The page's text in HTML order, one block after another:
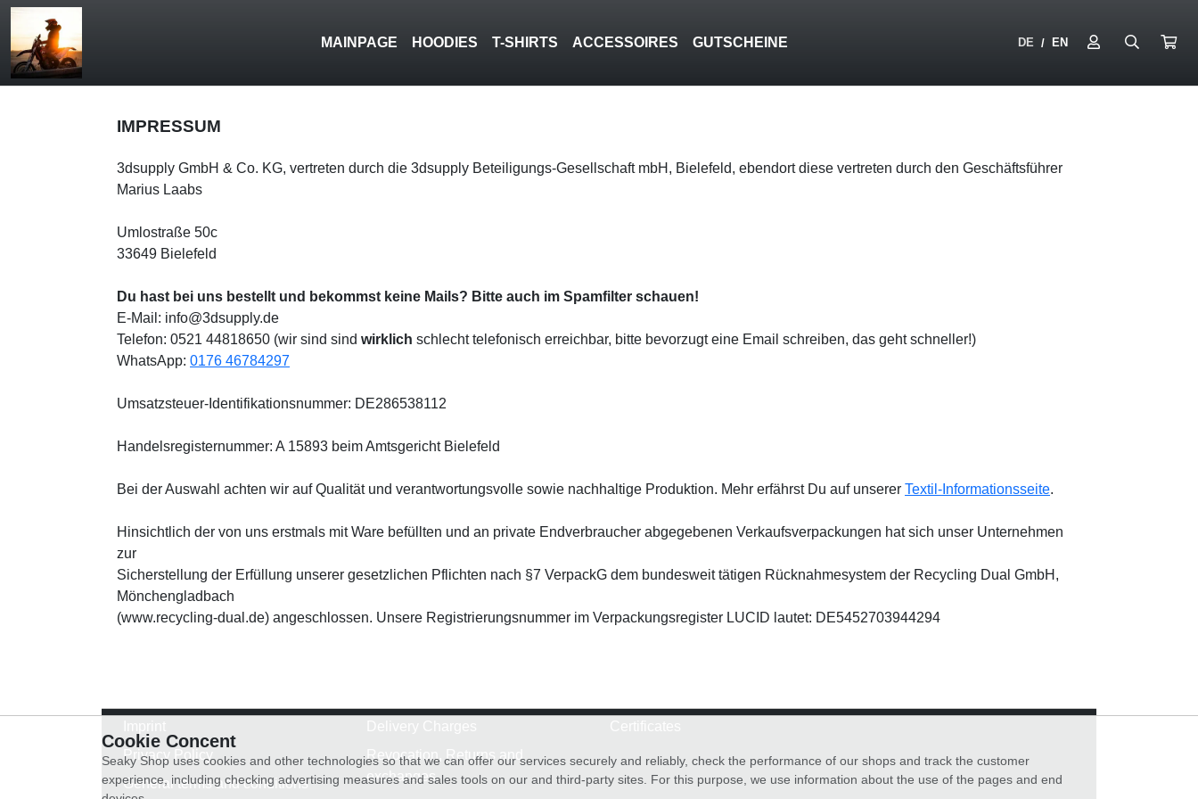
MAINPAGE HOODIES T-SHIRTS ACCESSOIRES GUTSCHEINE DE / EN
IMPRESSUM
3dsupply GmbH & Co. KG, vertreten durch die 3dsupply Beteiligungs-Gesellschaft mbH, Bielefeld, ebendort diese vertreten durch den Geschäftsführer
Marius Laabs
Umlostraße 50c
33649 Bielefeld
Du hast bei uns bestellt und bekommst keine Mails? Bitte auch im Spamfilter schauen!
E-Mail: info@3dsupply.de
Telefon: 0521 44818650 (wir sind sind wirklich schlecht telefonisch erreichbar, bitte bevorzugt eine Email schreiben, das geht schneller!)
WhatsApp: 0176 46784297
Umsatzsteuer-Identifikationsnummer: DE286538112
Handelsregisternummer: A 15893 beim Amtsgericht Bielefeld
Bei der Auswahl achten wir auf Qualität und verantwortungsvolle sowie nachhaltige Produktion. Mehr erfährst Du auf unserer Textil-Informationsseite.
Hinsichtlich der von uns erstmals mit Ware befüllten und an private Endverbraucher abgegebenen Verkaufsverpackungen hat sich unser Unternehmen
zur
Sicherstellung der Erfüllung unserer gesetzlichen Pflichten nach §7 VerpackG dem bundesweit tätigen Rücknahmesystem der Recycling Dual GmbH,
Mönchengladbach
(www.recycling-dual.de) angeschlossen. Unsere Registrierungsnummer im Verpackungsregister LUCID lautet: DE5452703944294
Privacy Policy
General terms and conditions
Revocation, Returns and
exchanges
Cookie Concent
Seaky Shop uses cookies and other technologies so that we can offer our services securely and reliably, check the performance of our shops and track the customer
experience, including checking advertising measures and sales tools on our and third-party sites. For this purpose, we use information about the use of the pages and end